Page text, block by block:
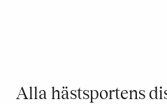
Alla hästsportens